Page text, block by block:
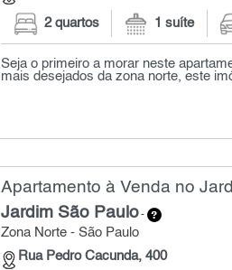
2 quartos 1 suíte
Seja o primeiro a morar neste
mais desejados da zona norte, este
Apartamento à Venda no
Jardim São Paulo-
Zona Norte - São Paulo
Rua Pedro Cacunda, 400